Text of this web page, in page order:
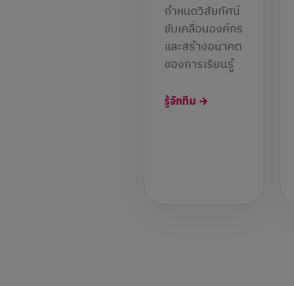
กำหนดวิสัยทัศน์
ขับเคลื่อนองค์กร
และสร้างอนาคต
ของการเรียนรู้
รู้จักทีม →